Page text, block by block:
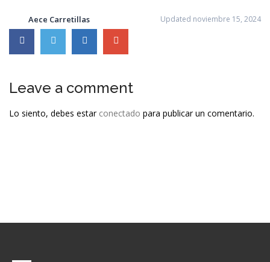
Aece Carretillas Updated noviembre 15, 2024
Leave a comment
Lo siento, debes estar conectado para publicar un comentario.